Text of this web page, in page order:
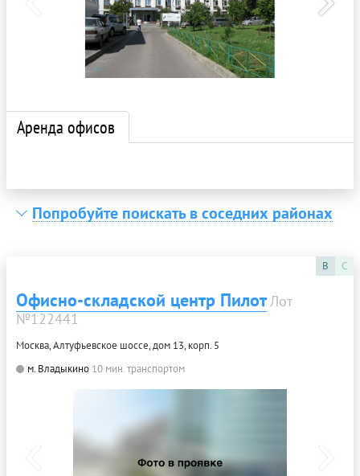
Аренда офисов
Попробуйте поискать в соседних районах
B C
Офисно-складской центр ПилотЛот
№122441
Москва, Алтуфьевское шоссе, дом 13, корп. 5
м. Владыкино 10 мин. транспортом